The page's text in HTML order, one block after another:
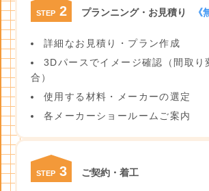
STEP 2 プランニング・お見積り 《
詳細なお見積り・プラン作成
3Dパースでイメージ確認（間取り
合）
使用する材料・メーカーの選定
各メーカーショールームご案内
STEP 3 ご契約・着工